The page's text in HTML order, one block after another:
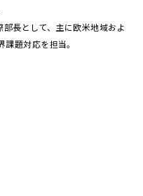
長として、主に欧米地域およ
題対応を担当。